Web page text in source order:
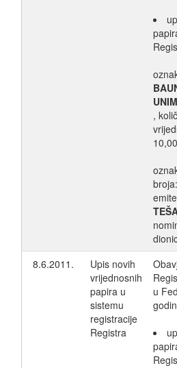
,
broja:
8.6.2011.
Upis novih
vrijednosnih
papira u
sistemu
registracije
Registra
u